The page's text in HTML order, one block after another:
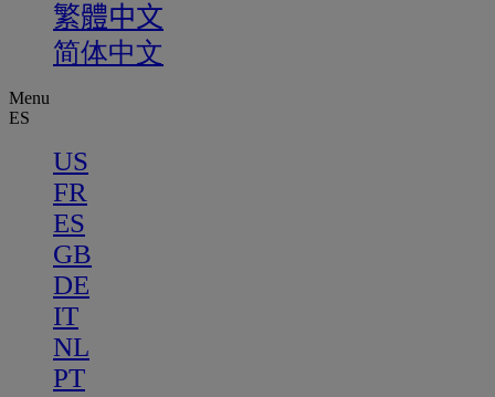
繁體中文
简体中文
Menu
ES
US
FR
ES
GB
DE
IT
NL
PT